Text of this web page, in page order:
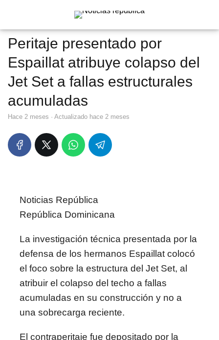
Peritaje presentado por
Espaillat atribuye colapso del
Jet Set a fallas estructurales
acumuladas
hace 2 meses · Actualizado hace 2 meses
Noticias República
República Dominicana
La investigación técnica presentada por la
defensa de los hermanos Espaillat colocó
el foco sobre la estructura del Jet Set, al
atribuir el colapso del techo a fallas
acumuladas en su construcción y no a
una sobrecarga reciente.
El contraperitaje fue depositado por la